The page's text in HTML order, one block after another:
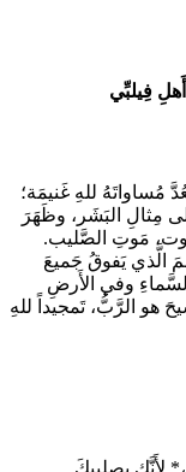
فِيلبِّي
مُساواتَهُ للهِ غَنيمَة؛
مِثالِ البَشَر، وظَهَرَ
مَوتِ الصَّليب.
الَّذي يَفوقُ جَميعَ
وفي الأَرضِ
هو الرَّبُّ، تَمجيداً للهِ